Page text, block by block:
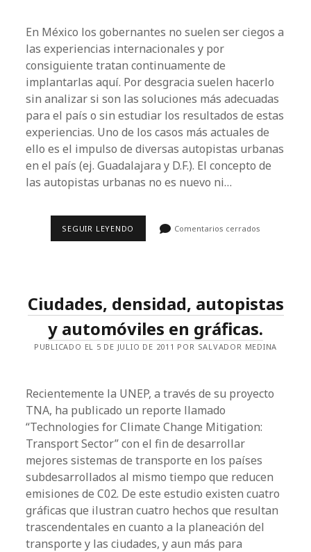
En México los gobernantes no suelen ser ciegos a
las experiencias internacionales y por
consiguiente tratan continuamente de
implantarlas aquí. Por desgracia suelen hacerlo
sin analizar si son las soluciones más adecuadas
para el país o sin estudiar los resultados de estas
experiencias. Uno de los casos más actuales de
ello es el impulso de diversas autopistas urbanas
en el país (ej. Guadalajara y D.F.). El concepto de
las autopistas urbanas no es nuevo ni…
SEGUIR LEYENDO AUTOPISTAS
LECCIÓN
PARA
MÉXICO.
Comentarios cerrados
Ciudades, densidad, autopistas
y automóviles en gráficas.
PUBLICADO EL 5 DE JULIO DE 2011 POR SALVADOR MEDINA
Recientemente la UNEP, a través de su proyecto
TNA, ha publicado un reporte llamado
“Technologies for Climate Change Mitigation:
Transport Sector” con el fin de desarrollar
mejores sistemas de transporte en los países
subdesarrollados al mismo tiempo que reducen
emisiones de C02. De este estudio existen cuatro
gráficas que ilustran cuatro hechos que resultan
trascendentales en cuanto a la planeación del
transporte y las ciudades, y aun más para